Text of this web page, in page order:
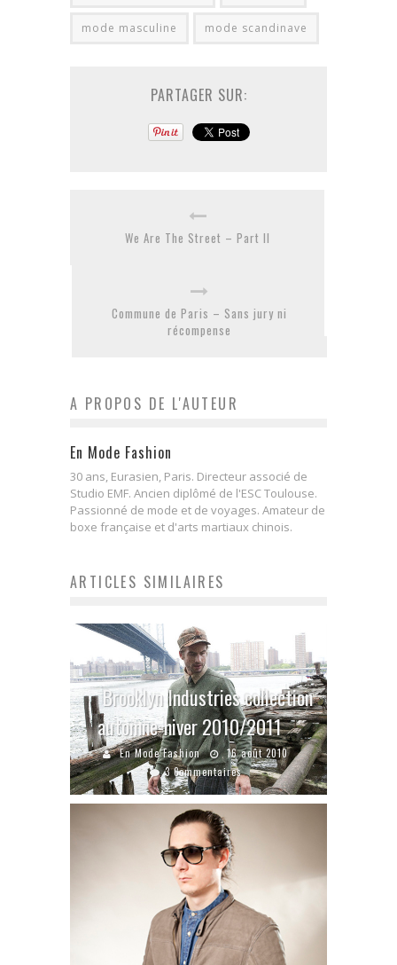
mode masculine mode scandinave
PARTAGER SUR:
We Are The Street – Part II
Commune de Paris – Sans jury ni
récompense
A PROPOS DE L'AUTEUR
En Mode Fashion
30 ans, Eurasien, Paris. Directeur associé de
Studio EMF. Ancien diplômé de l'ESC Toulouse.
Passionné de mode et de voyages. Amateur de
boxe française et d'arts martiaux chinois.
ARTICLES SIMILAIRES
Brooklyn Industries collection
automne-hiver 2010/2011
En Mode Fashion
16 août 2010
3 Commentaires